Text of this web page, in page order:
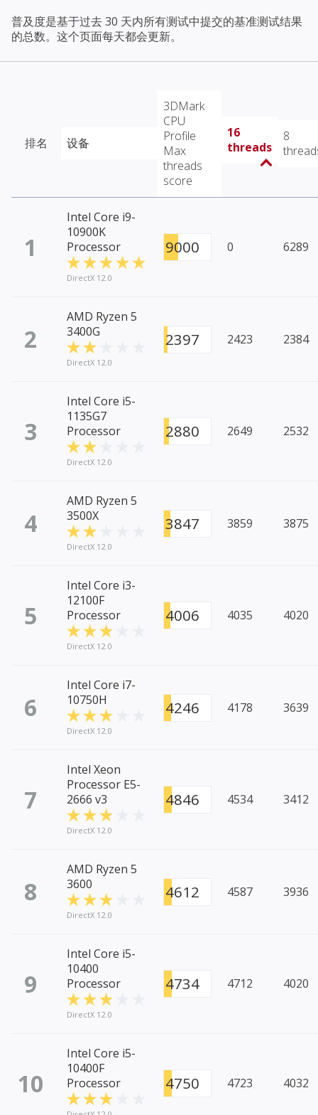
普及度是基于过去 30 天内所有测试中提交的基准测试结果
的总数。这个页面每天都会更新。
排名 设备
3DMark
CPU
Profile
Max
threads
score
16
threads
8
1
Intel Core i9-
10900K
Processor
DirectX 12.0
9000 0 6289
2
AMD Ryzen 5
3400G
DirectX 12.0
2397 2423 2384
3
Intel Core i5-
1135G7
Processor
DirectX 12.0
2880 2649 2532
4
AMD Ryzen 5
3500X
DirectX 12.0
3847 3859 3875
5
Intel Core i3-
12100F
Processor
DirectX 12.0
4006 4035 4020
6
Intel Core i7-
10750H
DirectX 12.0
4246 4178 3639
7
Intel Xeon
Processor E5-
2666 v3
DirectX 12.0
4846 4534 3412
8
AMD Ryzen 5
3600
DirectX 12.0
4612 4587 3936
9
Intel Core i5-
10400
Processor
DirectX 12.0
4734 4712 4020
10
Intel Core i5-
10400F
Processor
4750 4723 4032